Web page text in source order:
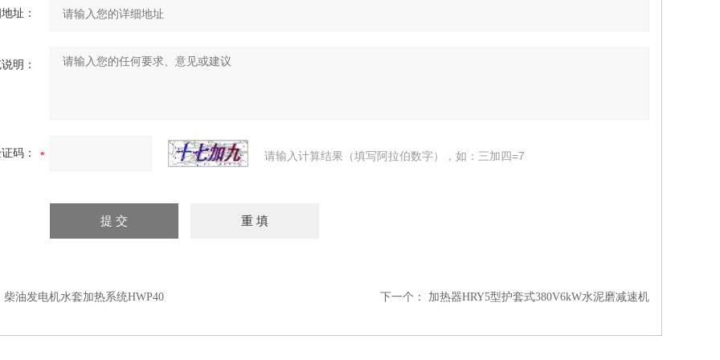
址：
明：
码： 请输入计算结果（填写阿拉伯数字），如：三加四=7
柴油发电机水套加热系统HWP40 下一个： 加热器HRY5型护套式380V6kW水泥磨减速机